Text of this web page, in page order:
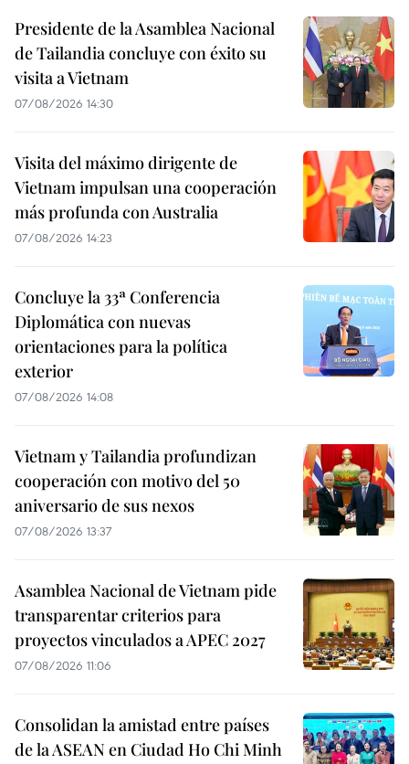
Presidente de la Asamblea Nacional
de Tailandia concluye con éxito su
visita a Vietnam
07/08/2026 14:30
Visita del máximo dirigente de
Vietnam impulsan una cooperación
más profunda con Australia
07/08/2026 14:23
Concluye la 33ª Conferencia
Diplomática con nuevas
orientaciones para la política
exterior
07/08/2026 14:08
Vietnam y Tailandia profundizan
cooperación con motivo del 50
aniversario de sus nexos
07/08/2026 13:37
Asamblea Nacional de Vietnam pide
transparentar criterios para
proyectos vinculados a APEC 2027
07/08/2026 11:06
Consolidan la amistad entre países
de la ASEAN en Ciudad Ho Chi Minh